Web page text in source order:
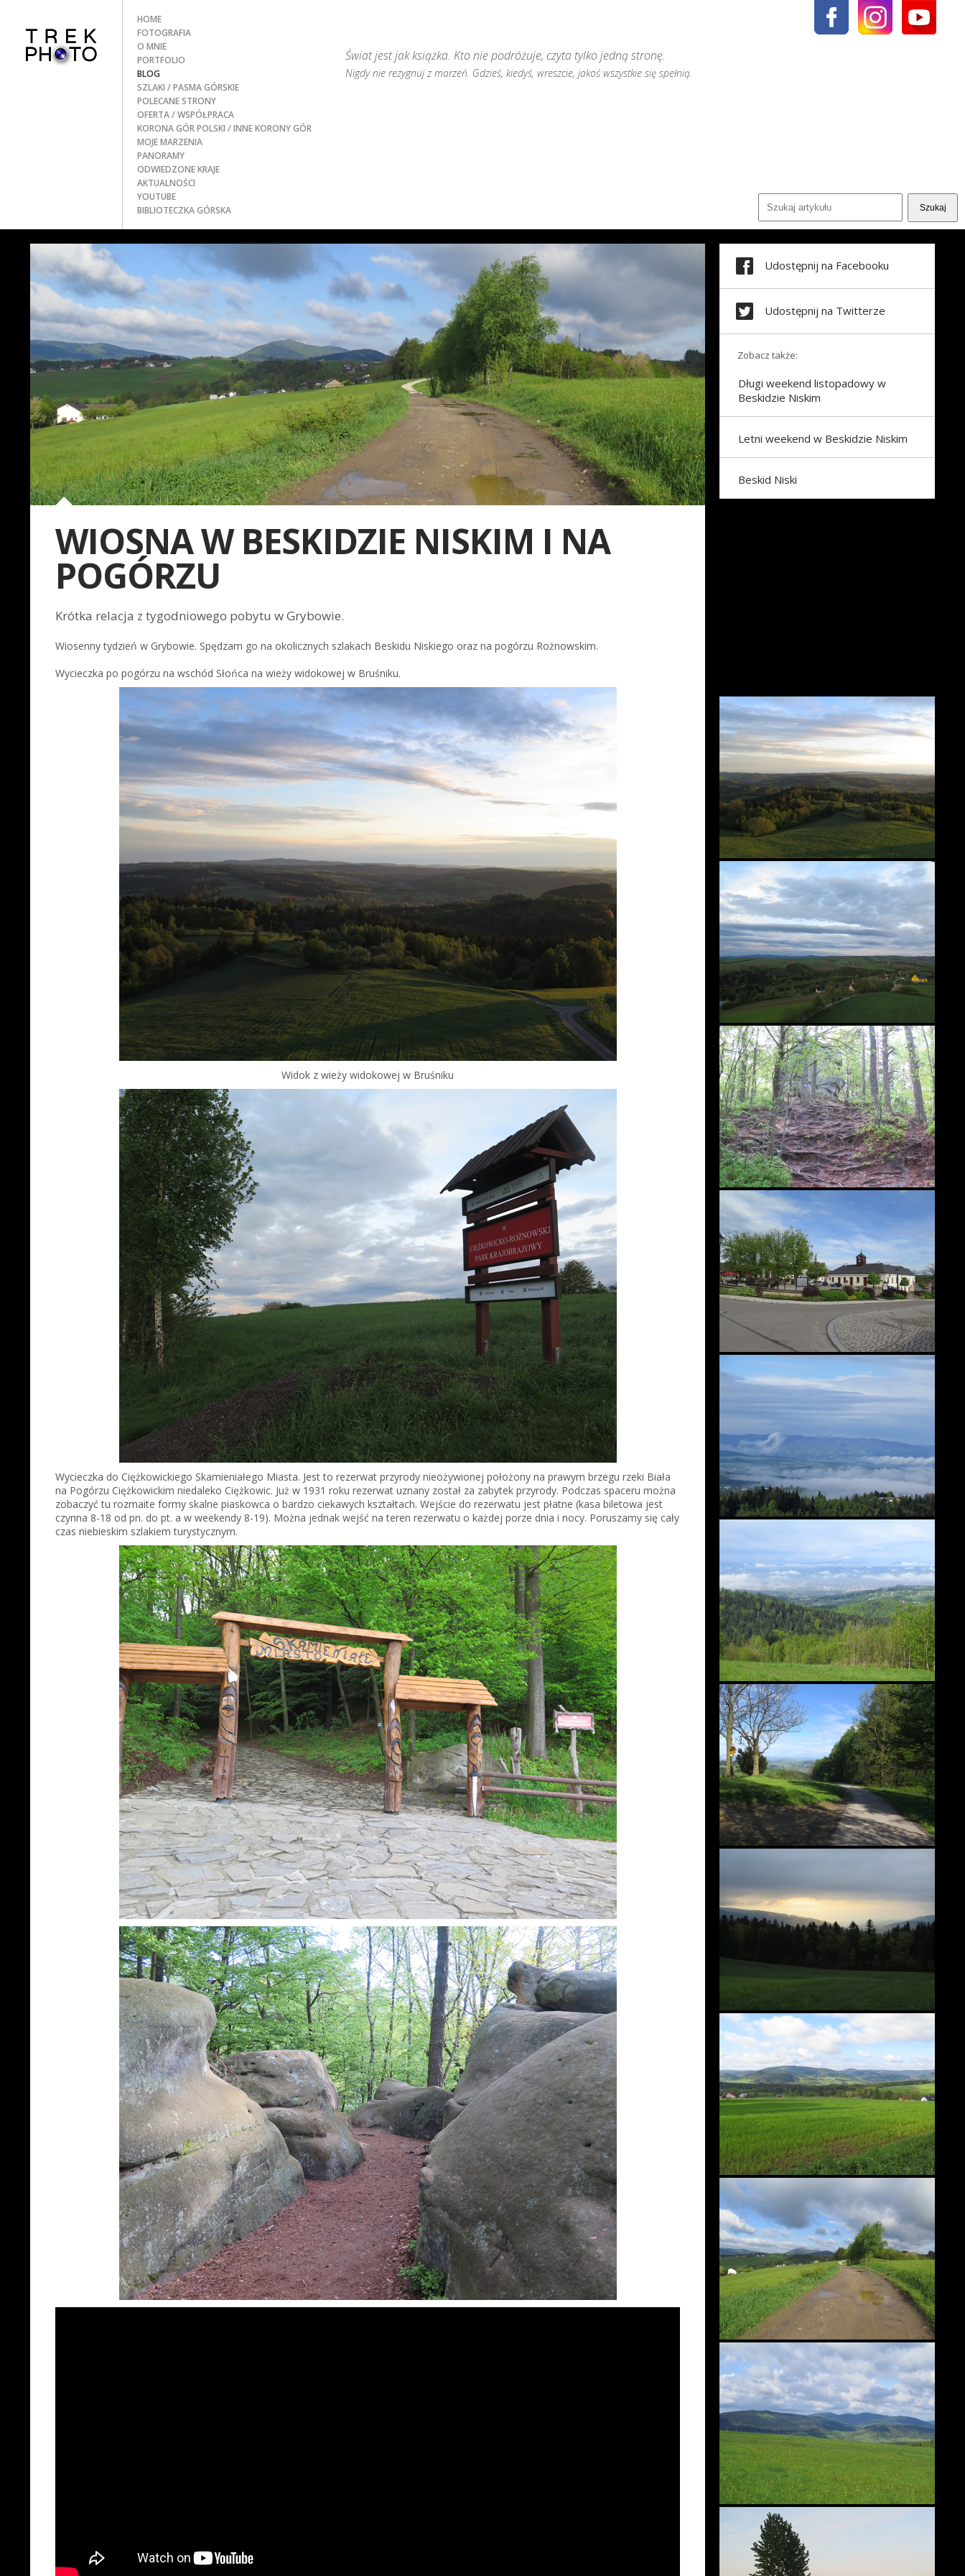
HOME
FOTOGRAFIA
O MNIE
PORTFOLIO
BLOG
SZLAKI / PASMA GÓRSKIE
POLECANE STRONY
OFERTA / WSPÓŁPRACA
KORONA GÓR POLSKI / INNE KORONY GÓR
MOJE MARZENIA
PANORAMY
ODWIEDZONE KRAJE
AKTUALNOŚCI
YOUTUBE
BIBLIOTECZKA GÓRSKA
Świat jest jak książka. Kto nie podróżuje, czyta tylko jedną stronę.
Nigdy nie rezygnuj z marzeń. Gdzieś, kiedyś, wreszcie, jakoś wszystkie się spełnią.
WIOSNA W BESKIDZIE NISKIM I NA
POGÓRZU
Krótka relacja z tygodniowego pobytu w Grybowie.
Wiosenny tydzień w Grybowie. Spędzam go na okolicznych szlakach Beskidu Niskiego oraz na pogórzu Rożnowskim.
Wycieczka po pogórzu na wschód Słońca na wieży widokowej w Bruśniku.
Widok z wieży widokowej w Bruśniku
Wycieczka do Ciężkowickiego Skamieniałego Miasta. Jest to rezerwat przyrody nieożywionej położony na prawym brzegu rzeki Biała
na Pogórzu Ciężkowickim niedaleko Ciężkowic. Już w 1931 roku rezerwat uznany został za zabytek przyrody. Podczas spaceru można
zobaczyć tu rozmaite formy skalne piaskowca o bardzo ciekawych kształtach. Wejście do rezerwatu jest płatne (kasa biletowa jest
czynna 8-18 od pn. do pt. a w weekendy 8-19). Można jednak wejść na teren rezerwatu o każdej porze dnia i nocy. Poruszamy się cały
czas niebieskim szlakiem turystycznym.
Udostępnij na Facebooku
Udostępnij na Twitterze
Zobacz także:
Długi weekend listopadowy w
Beskidzie Niskim
Letni weekend w Beskidzie Niskim
Beskid Niski